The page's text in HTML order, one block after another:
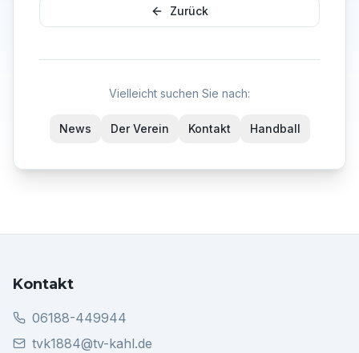
Zurück
Vielleicht suchen Sie nach:
News Der Verein Kontakt Handball
Kontakt
06188-449944
tvk1884@tv-kahl.de